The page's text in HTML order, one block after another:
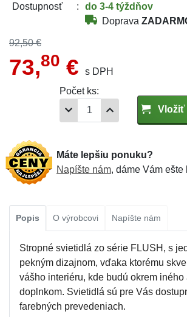
Dostupnosť
do 3-4 týždňov
Doprava
92,50 €
73,80 €
s DPH
Počet ks:
Vložiť
Máte lepšiu ponuku?
Napíšte nám, dáme Vám ešte
Popis O výrobcovi Napíšte nám
Stropné svietidlá zo série FLUSH, s
pekným dizajnom, vďaka ktorému
vášho interiéru, kde budú okrem iného
doplnkom. Svietidlá sú pre Vás
farebných prevedeniach.